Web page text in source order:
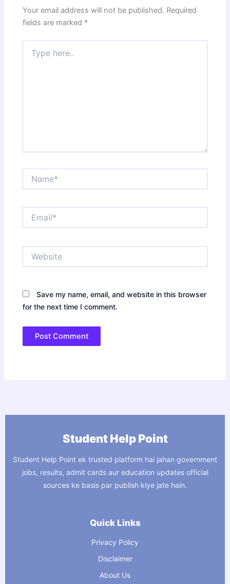
Your email address will not be published. Required
fields are marked *
here..
Save my name, email, and website in this browser
for the next time I comment.
Student Help Point
Student Help Point ek trusted platform hai jahan government
jobs, results, admit cards aur education updates official
sources ke basis par publish kiye jate hain.
Quick Links
Privacy Policy
Disclaimer
About Us